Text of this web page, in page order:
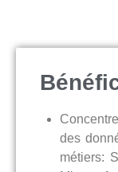
des
métiers: